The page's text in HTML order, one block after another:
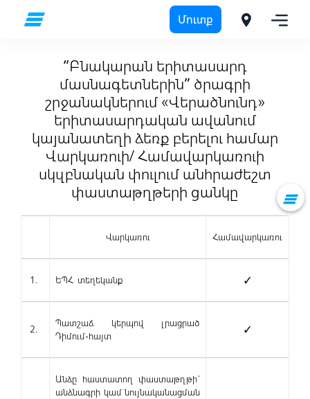
Մուտք
“Բնակարան երիտասարդ
մասնագետներին” ծրագրի
շրջանակներում «Վերածնունդ»
երիտասարդական ավանում
կայանատեղի ձեռք բերելու համար
Վարկառուի/ Համավարկառուի
սկզբնական փուլում անհրաժեշտ
փաստաթղթերի ցանկը
Վարկառու Համավարկառու
1. ԵՊՀ տեղեկանք ✓
2.
Պատշաճ կերպով լրացրած
Դիմում-հայտ
✓
Անձը հաստատող փաստաթղթի`
անձնագրի կամ նույնականացման